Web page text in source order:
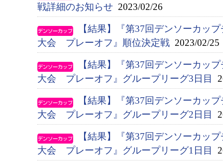
戦詳細のお知らせ 2023/02/26
【結果】『第37回デンソーカッ
大会 プレーオフ』順位決定戦 2023/02/25
【結果】『第37回デンソーカッ
大会 プレーオフ』グループリーグ3日目
【結果】『第37回デンソーカッ
大会 プレーオフ』グループリーグ2日目
【結果】『第37回デンソーカッ
大会 プレーオフ』グループリーグ1日目